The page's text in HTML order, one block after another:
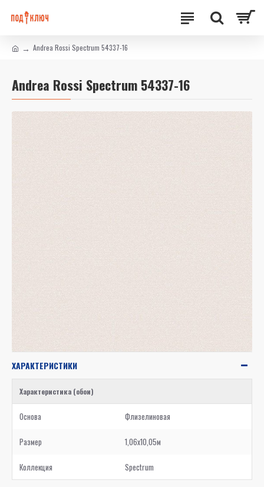
Andrea Rossi Spectrum 54337-16
Andrea Rossi Spectrum 54337-16
ХАРАКТЕРИСТИКИ
Характеристика (обои)
Основа Флизелиновая
Размер 1,06x10,05м
Коллекция Spectrum